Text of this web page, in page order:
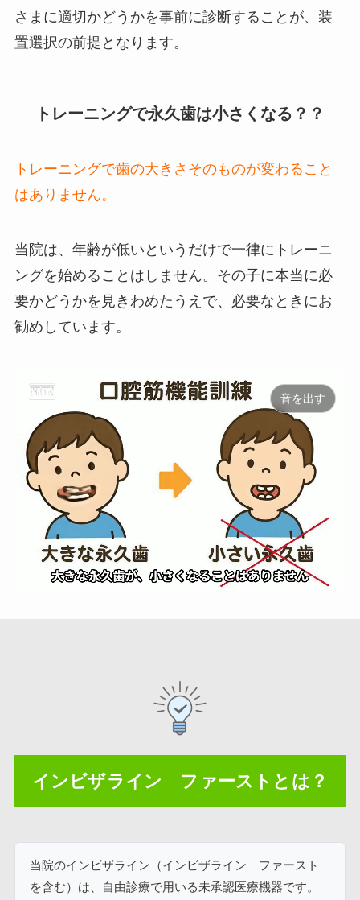
さまに適切かどうかを事前に診断することが、装
置選択の前提となります。
トレーニングで永久歯は小さくなる？？
トレーニングで歯の大きさそのものが変わること
はありません。
当院は、年齢が低いというだけで一律にトレーニ
ングを始めることはしません。その子に本当に必
要かどうかを見きわめたうえで、必要なときにお
勧めしています。
音を出す
インビザライン ファーストとは？
当院のインビザライン（インビザライン ファースト
を含む）は、自由診療で用いる未承認医療機器です。